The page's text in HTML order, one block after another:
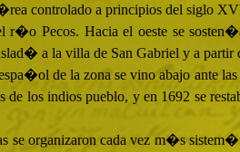
controlado a principios del siglo
r�o Pecos. Hacia el oeste se
a la villa de San Gabriel y a partir
de la zona se vino abajo ante
de los indios pueblo, y en 1692 se
se organizaron cada vez m�s